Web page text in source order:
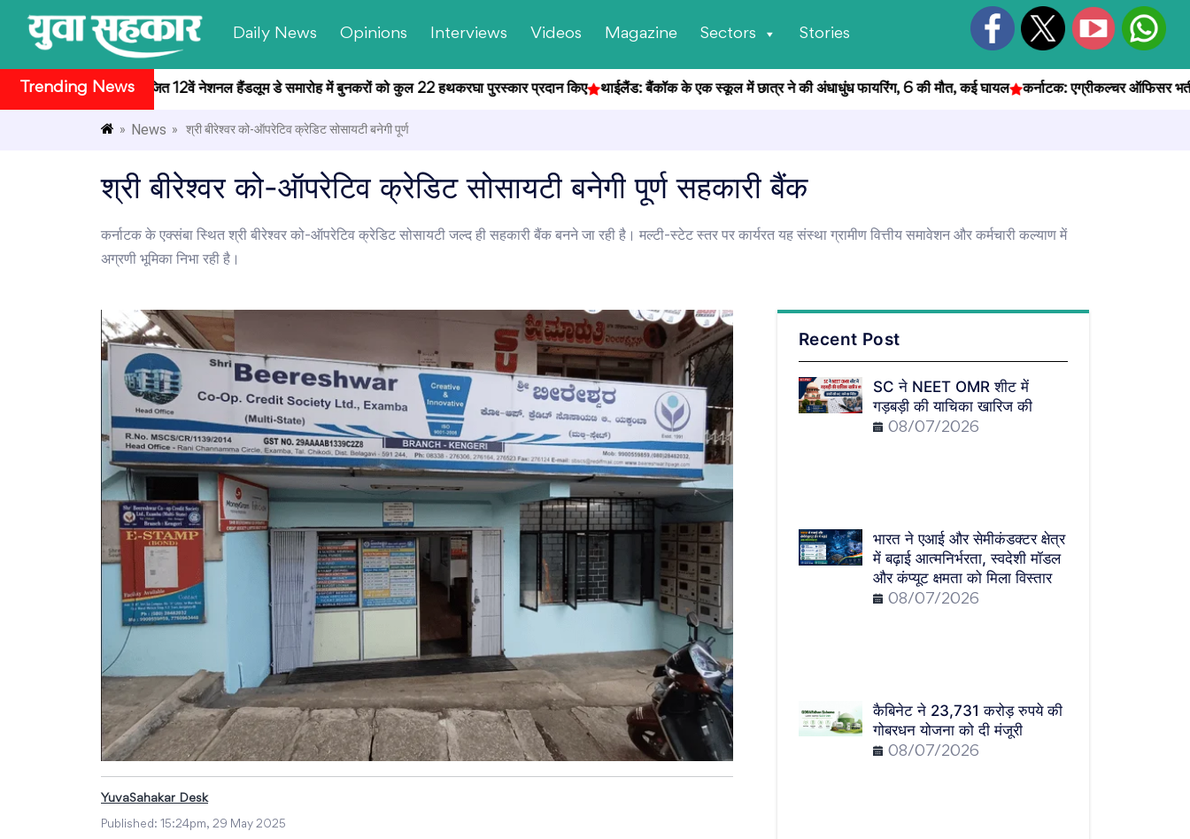
Daily News Opinions Interviews Videos Magazine Sectors Stories
Trending News
सांस्कृतिक केंद्र में आयोजित 12वें नेशनल हैंडलूम डे समारोह में बुनकरों को कुल 22 हथकरघा पुरस्कार प्रदान किए थाईलैंड: बैंकॉक के एक स्कूल में छात्र ने की अंधाधुंध फायरिंग, 6 की मौत, कई घायल कर्नाटक: एग्रीकल्चर ऑफिसर भर्ती
» News » श्री बीरेश्वर को-ऑपरेटिव क्रेडिट सोसायटी बनेगी पूर्ण
श्री बीरेश्वर को-ऑपरेटिव क्रेडिट सोसायटी बनेगी पूर्ण सहकारी बैंक
कर्नाटक के एक्संबा स्थित श्री बीरेश्वर को-ऑपरेटिव क्रेडिट सोसायटी जल्द ही सहकारी बैंक बनने जा रही है। मल्टी-स्टेट स्तर पर कार्यरत यह संस्था ग्रामीण वित्तीय समावेशन और कर्मचारी कल्याण में
अग्रणी भूमिका निभा रही है।
YuvaSahakar Desk
Published: 15:24pm, 29 May 2025
Recent Post
SC ने NEET OMR शीट में
गड़बड़ी की याचिका खारिज की
08/07/2026
भारत ने एआई और सेमीकंडक्टर क्षेत्र
में बढ़ाई आत्मनिर्भरता, स्वदेशी मॉडल
और कंप्यूट क्षमता को मिला विस्तार
08/07/2026
कैबिनेट ने 23,731 करोड़ रुपये की
गोबरधन योजना को दी मंजूरी
08/07/2026